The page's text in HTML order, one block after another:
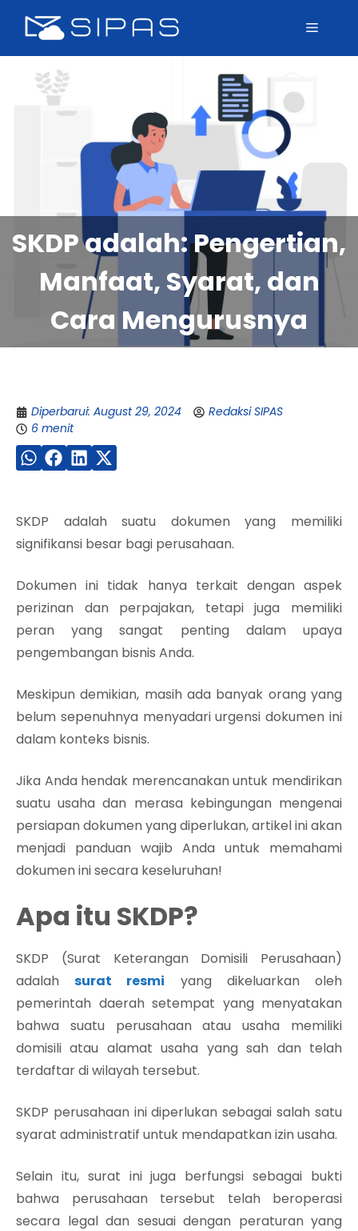
SKDP adalah: Pengertian,
Manfaat, Syarat, dan
Cara Mengurusnya
Diperbarui: August 29, 2024
Redaksi SIPAS
6 menit
SKDP adalah suatu dokumen yang memiliki
signifikansi besar bagi perusahaan.
Dokumen ini tidak hanya terkait dengan aspek
perizinan dan perpajakan, tetapi juga memiliki
peran yang sangat penting dalam upaya
pengembangan bisnis Anda.
Meskipun demikian, masih ada banyak orang yang
belum sepenuhnya menyadari urgensi dokumen ini
dalam konteks bisnis.
Jika Anda hendak merencanakan untuk mendirikan
suatu usaha dan merasa kebingungan mengenai
persiapan dokumen yang diperlukan, artikel ini akan
menjadi panduan wajib Anda untuk memahami
dokumen ini secara keseluruhan!
Apa itu SKDP?
SKDP (Surat Keterangan Domisili Perusahaan)
adalahsurat resmi yang dikeluarkan oleh
pemerintah daerah setempat yang menyatakan
bahwa suatu perusahaan atau usaha memiliki
domisili atau alamat usaha yang sah dan telah
terdaftar di wilayah tersebut.
SKDP perusahaan ini diperlukan sebagai salah satu
syarat administratif untuk mendapatkan izin usaha.
Selain itu, surat ini juga berfungsi sebagai bukti
bahwa perusahaan tersebut telah beroperasi
secara legal dan sesuai dengan peraturan yang